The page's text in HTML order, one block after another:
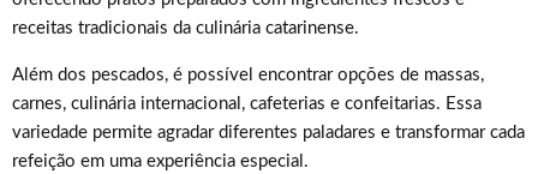
receitas tradicionais da culinária catarinense.
Além dos pescados, é possível encontrar opções de massas,
carnes, culinária internacional, cafeterias e confeitarias. Essa
variedade permite agradar diferentes paladares e transformar cada
refeição em uma experiência especial.